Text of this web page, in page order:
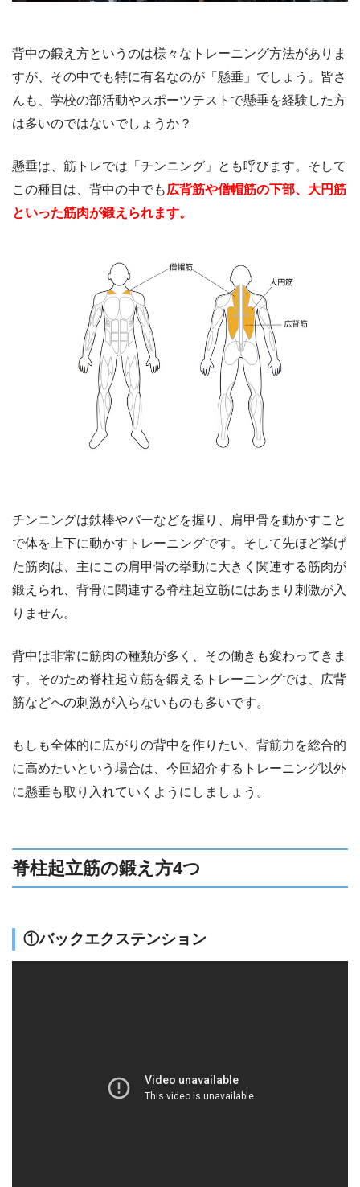
背中の鍛え方というのは様々なトレーニング方法がありま
すが、その中でも特に有名なのが「懸垂」でしょう。皆さ
んも、学校の部活動やスポーツテストで懸垂を経験した方
は多いのではないでしょうか？
懸垂は、筋トレでは「チンニング」とも呼びます。そして
この種目は、背中の中でも広背筋や僧帽筋の下部、大円筋
といった筋肉が鍛えられます。
チンニングは鉄棒やバーなどを握り、肩甲骨を動かすこと
で体を上下に動かすトレーニングです。そして先ほど挙げ
た筋肉は、主にこの肩甲骨の挙動に大きく関連する筋肉が
鍛えられ、背骨に関連する脊柱起立筋にはあまり刺激が入
りません。
背中は非常に筋肉の種類が多く、その働きも変わってきま
す。そのため脊柱起立筋を鍛えるトレーニングでは、広背
筋などへの刺激が入らないものも多いです。
もしも全体的に広がりの背中を作りたい、背筋力を総合的
に高めたいという場合は、今回紹介するトレーニング以外
に懸垂も取り入れていくようにしましょう。
脊柱起立筋の鍛え方4つ
①バックエクステンション